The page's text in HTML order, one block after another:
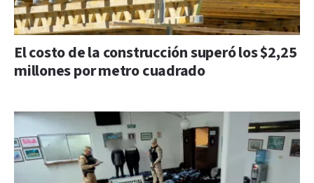
El costo de la construcción superó los $2,25
millones por metro cuadrado